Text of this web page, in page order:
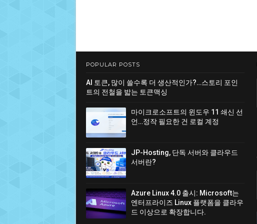
POPULAR POSTS
AI 토큰, 많이 쓸수록 더 생산적인가?…스토리 포인
트의 전철을 밟는 토큰맥싱
마이크로소프트의 윈도우 11 쇄신 선
언…정작 필요한 건 로컬 계정
JP-Hosting, 단독 서버와 클라우드
서버란?
Azure Linux 4.0 출시: Microsoft는
엔터프라이즈 Linux 플랫폼을 클라우
드 이상으로 확장합니다.